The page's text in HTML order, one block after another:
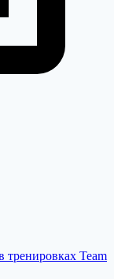
тренировках Team